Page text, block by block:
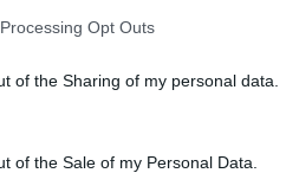
Opt Outs
of the Sharing of my personal data.
of the Sale of my Personal Data.